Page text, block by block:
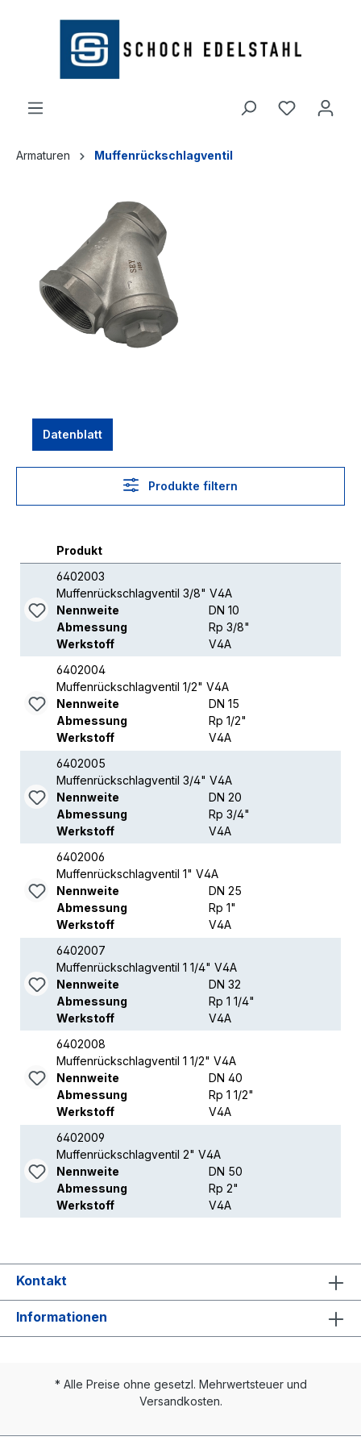
springen
Armaturen Muffenrückschlagventil
Datenblatt
Produkte filtern
Produkt
6402003
Muffenrückschlagventil 3/8" V4A
Nennweite
DN 10
Abmessung
Rp 3/8"
Werkstoff
V4A
6402004
Muffenrückschlagventil 1/2" V4A
Nennweite
DN 15
Abmessung
Rp 1/2"
Werkstoff
V4A
6402005
Muffenrückschlagventil 3/4" V4A
Nennweite
DN 20
Abmessung
Rp 3/4"
Werkstoff
V4A
6402006
Muffenrückschlagventil 1" V4A
Nennweite
DN 25
Abmessung
Rp 1"
Werkstoff
V4A
6402007
Muffenrückschlagventil 1 1/4" V4A
Nennweite
DN 32
Abmessung
Rp 1 1/4"
Werkstoff
V4A
6402008
Muffenrückschlagventil 1 1/2" V4A
Nennweite
DN 40
Abmessung
Rp 1 1/2"
Werkstoff
V4A
6402009
Muffenrückschlagventil 2" V4A
Nennweite
DN 50
Abmessung
Rp 2"
Werkstoff
V4A
Kontakt
Informationen
* Alle Preise ohne gesetzl. Mehrwertsteuer und
Versandkosten.